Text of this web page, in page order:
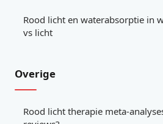
Rood licht en waterabsorptie in
vs licht
Overige
Rood licht therapie meta-